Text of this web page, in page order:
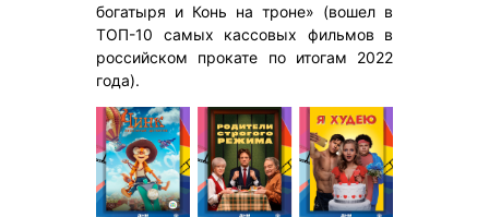
богатыря и Конь на троне» (вошел в
ТОП-10 самых кассовых фильмов в
российском прокате по итогам 2022
года).